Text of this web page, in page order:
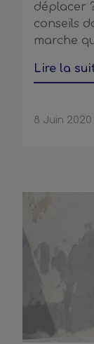
déplacer
conseils
marche
Lire la
8 Juin 2020